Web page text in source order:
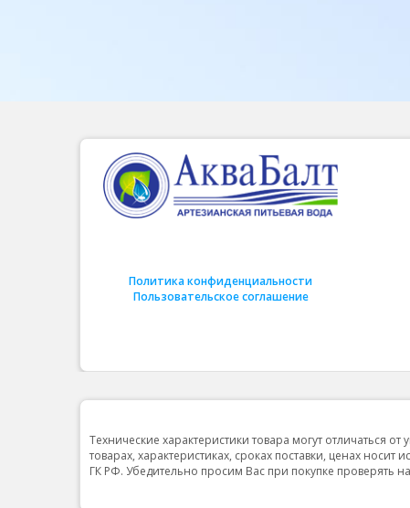
Политика конфиденциальности
Пользовательское соглашение
Технические характеристики товара могут отличаться
товарах, характеристиках, сроках поставки, ценах
ГК РФ. Убедительно просим Вас при покупке